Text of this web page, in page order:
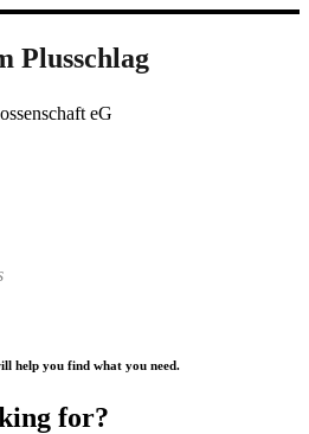
Plusschlag
eG
help you find what you need.
for?